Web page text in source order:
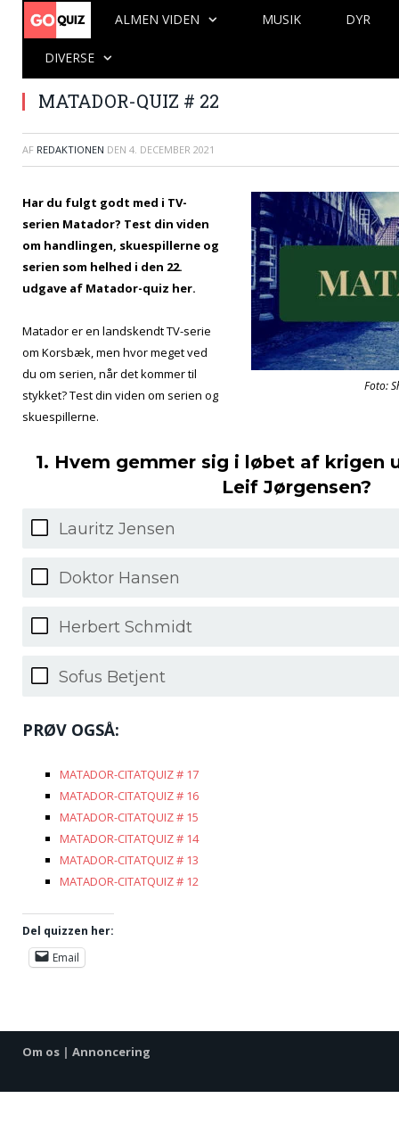
ALMEN VIDEN MUSIK DYR
DIVERSE
MATADOR-QUIZ # 22
AF REDAKTIONEN DEN 4. DECEMBER 2021
Foto:
Har du fulgt godt med i TV-
serien Matador? Test din viden
om handlingen, skuespillerne og
serien som helhed i den 22.
udgave af Matador-quiz her.
Matador er en landskendt TV-serie
om Korsbæk, men hvor meget ved
du om serien, når det kommer til
stykket? Test din viden om serien og
skuespillerne.
1. Hvem gemmer sig i løbet af krigen
Leif Jørgensen?
Lauritz Jensen
Doktor Hansen
Herbert Schmidt
Sofus Betjent
PRØV OGSÅ:
MATADOR-CITATQUIZ # 17
MATADOR-CITATQUIZ # 16
MATADOR-CITATQUIZ # 15
MATADOR-CITATQUIZ # 14
MATADOR-CITATQUIZ # 13
MATADOR-CITATQUIZ # 12
Del quizzen her:
Email
Om os | Annoncering